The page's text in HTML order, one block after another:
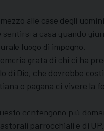
alle case degli
a casa quando
luogo di impegno.
grata di chi ci ha
di Dio, che dovrebbe
o pagana di vivere la
contengono più
parrocchiali e di